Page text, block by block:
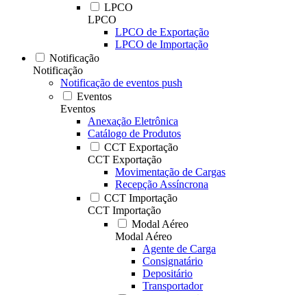
LPCO
LPCO
LPCO de Exportação
LPCO de Importação
Notificação
Notificação
Notificação de eventos push
Eventos
Eventos
Anexação Eletrônica
Catálogo de Produtos
CCT Exportação
CCT Exportação
Movimentação de Cargas
Recepção Assíncrona
CCT Importação
CCT Importação
Modal Aéreo
Modal Aéreo
Agente de Carga
Consignatário
Depositário
Transportador